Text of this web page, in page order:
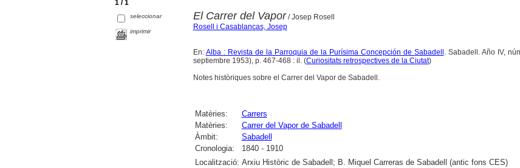
1 / 1
seleccionar
imprimir
El Carrer del Vapor/ Josep Rosell
Rosell i Casablancas, Josep
En: Alba : Revista de la Parroquia de la Purísima Concepción de Sabadell. Sabadell. Año IV,
septiembre 1953), p. 467-468 : il. (Curiositats retrospectives de la Ciutat)
Notes històriques sobre el Carrer del Vapor de Sabadell.
Matèries:
Carrers
Matèries:
Carrer del Vapor de Sabadell
Àmbit:
Sabadell
Cronologia:
1840 - 1910
Localització: Arxiu Històric de Sabadell; B. Miquel Carreras de Sabadell (antic fons CES)